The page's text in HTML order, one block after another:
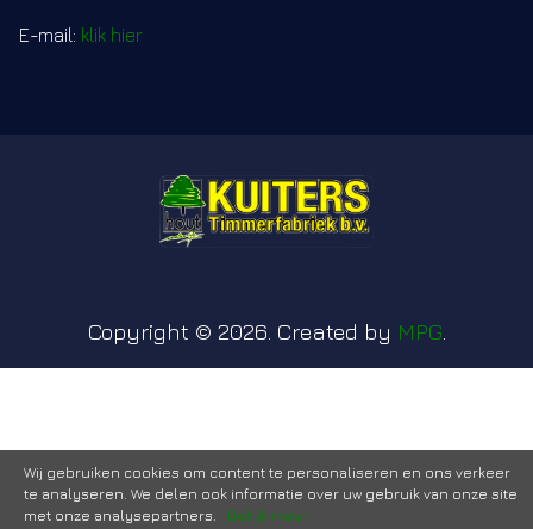
E-mail: klik hier
Copyright © 2026. Created by MPG
Wij gebruiken cookies om content te personaliseren en ons verkeer
te analyseren. We delen ook informatie over uw gebruik van onze site
met onze analysepartners. Bekijk meer